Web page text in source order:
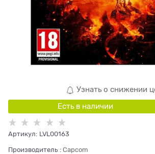
Узнать о снижении
Есть в наличии
Артикул: LVL00163
Производитель : Capcom